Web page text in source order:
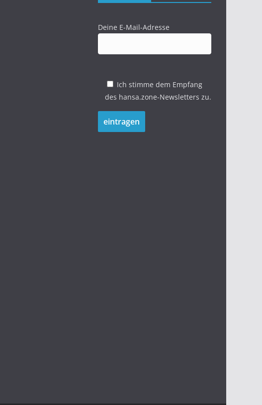
Deine E-Mail-Adresse
Ich stimme dem Empfang
des hansa.zone-Newsletters zu.